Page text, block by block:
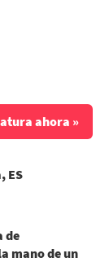
ahora »
ES
de
mano de un